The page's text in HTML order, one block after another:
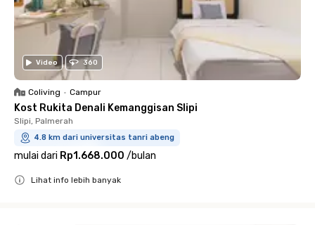
Video 360
Coliving • Campur
Kost Rukita Denali Kemanggisan Slipi
Slipi, Palmerah
4.8 km dari universitas tanri abeng
mulai dari Rp1.668.000 /bulan
Lihat info lebih banyak